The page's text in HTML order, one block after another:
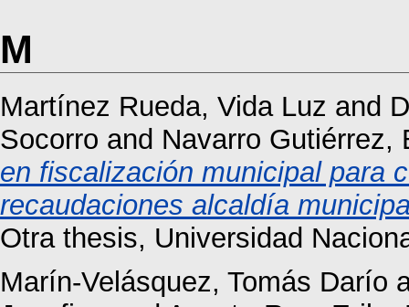
M
Martínez Rueda, Vida Luz and
Socorro and Navarro Gutiérrez,
en fiscalización municipal para
recaudaciones alcaldía
Otra thesis, Universidad
Marín-Velásquez, Tomás Darío